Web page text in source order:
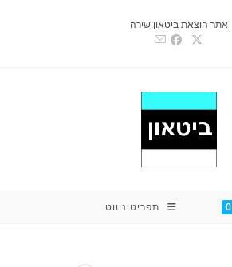
אתר הוצאת ביטאון שירה
0 תפריט ניווט